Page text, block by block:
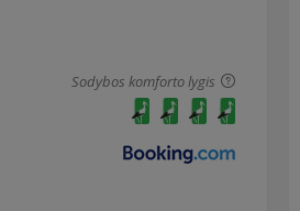
Sodybos komforto lygis